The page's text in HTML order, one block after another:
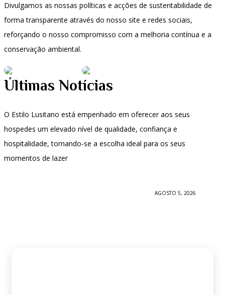
Divulgamos as nossas políticas e acções de sustentabilidade de
forma transparente através do nosso site e redes sociais,
reforçando o nosso compromisso com a melhoria contínua e a
conservação ambiental.
Últimas Notícias
O Estilo Lusitano está empenhado em oferecer aos seus
hospedes um elevado nível de qualidade, confiança e
hospitalidade, tornando-se a escolha ideal para os seus
momentos de lazer
AGOSTO 5, 2026